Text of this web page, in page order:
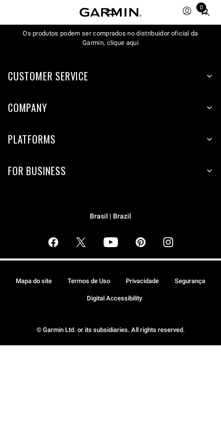
0
Total
items
in
Os produtos podem ser comprados no distribuidor oficial da
Garmin, clique aqui
CUSTOMER SERVICE
COMPANY
PLATFORMS
FOR BUSINESS
Brasil | Brazil
© Garmin Ltd. or its subsidiaries. All rights reserved.
Mapa do site Termos de Uso Privacidade Segurança
Digital Accessibility